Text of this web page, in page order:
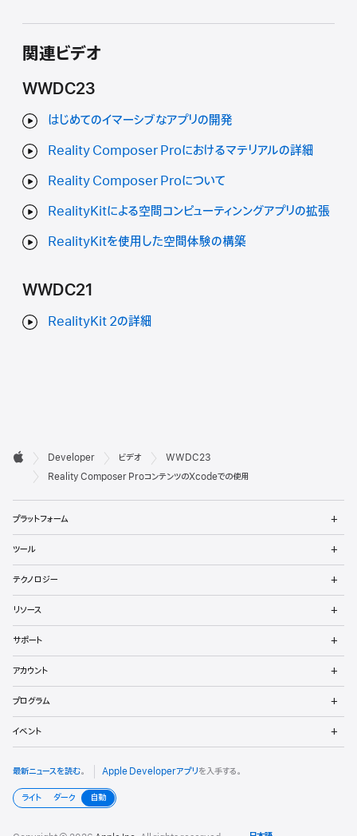
関連ビデオ
WWDC23
はじめてのイマーシブなアプリの開発
Reality Composer Proにおけるマテリアルの詳細
Reality Composer Proについて
RealityKitによる空間コンピューティンングアプリの拡張
RealityKitを使用した空間体験の構築
WWDC21
RealityKit 2の詳細
デ
ロ
ッ
パ
向
け
フ
ッ
タ

Apple
Developer ビデオ
WWDC23
Reality Composer ProコンテンツのXcodeでの使用
プラットフォーム
ュ
を
く
ツール
ュ
を
く
テクノロジー
ュ
を
く
リソース
ュ
を
く
サポート
ュ
を
く
アカウント
ュ
を
く
プログラム
ュ
を
イベント
ュ
最新ニュースを読む。 Apple Developerアプリを入手する。
ライト ダーク 自動